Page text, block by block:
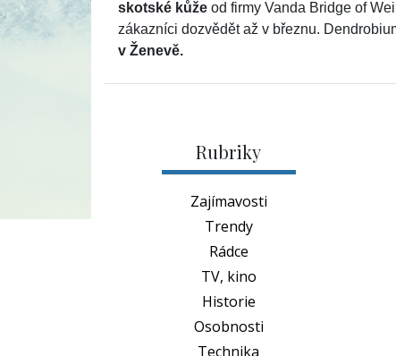
skotské kůže od firmy Vanda Bridge of
zákazníci dozvědět až v březnu.
v Ženevě.
Rubriky
Zajímavosti
Trendy
Rádce
TV, kino
Historie
Osobnosti
Technika